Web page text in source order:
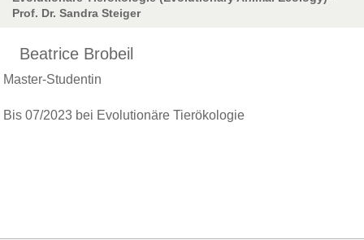
Prof. Dr. Sandra Steiger
Beatrice Brobeil
Master-Studentin
Bis 07/2023 bei Evolutionäre Tierökologie